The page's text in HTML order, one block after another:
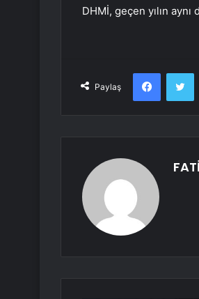
DHMİ, geçen yılın
Paylaş